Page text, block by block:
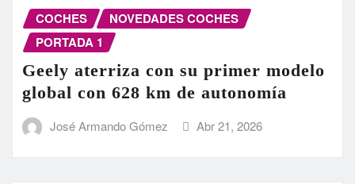
COCHES
NOVEDADES COCHES
PORTADA 1
Geely aterriza con su primer modelo
global con 628 km de autonomía
José Armando Gómez Abr 21, 2026